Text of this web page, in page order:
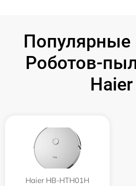
Популярные
Роботов-
Haier
Haier HB-HTH01H